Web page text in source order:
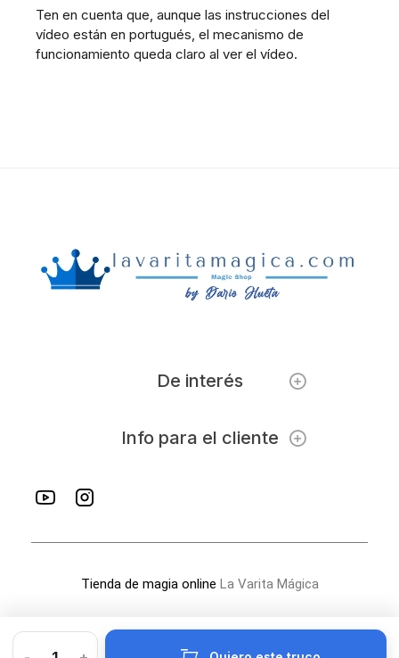
Ten en cuenta que, aunque las instrucciones del
vídeo están en portugués, el mecanismo de
funcionamiento queda claro al ver el vídeo.
De interés
Info para el cliente
Tienda de magia online La Varita Mágica